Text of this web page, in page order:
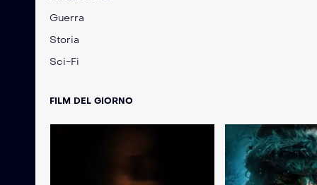
Guerra
Storia
Sci-Fi
FILM DEL GIORNO